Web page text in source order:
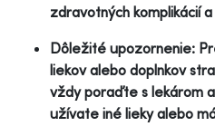
zdravotných komplikácií
Dôležité upozornenie:
liekov alebo doplnkov
vždy poraďte s lekárom
užívate iné lieky alebo